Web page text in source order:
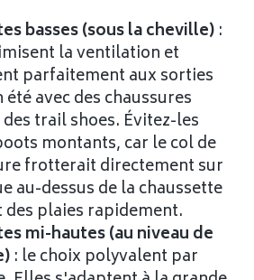
basses (sous la cheville) :
la ventilation et
parfaitement aux sorties
été avec des chaussures
des trail shoes. Évitez-les
montants, car le col de
frotterait directement sur
au-dessus de la chaussette
des plaies rapidement.
mi-hautes (au niveau de
: le choix polyvalent par